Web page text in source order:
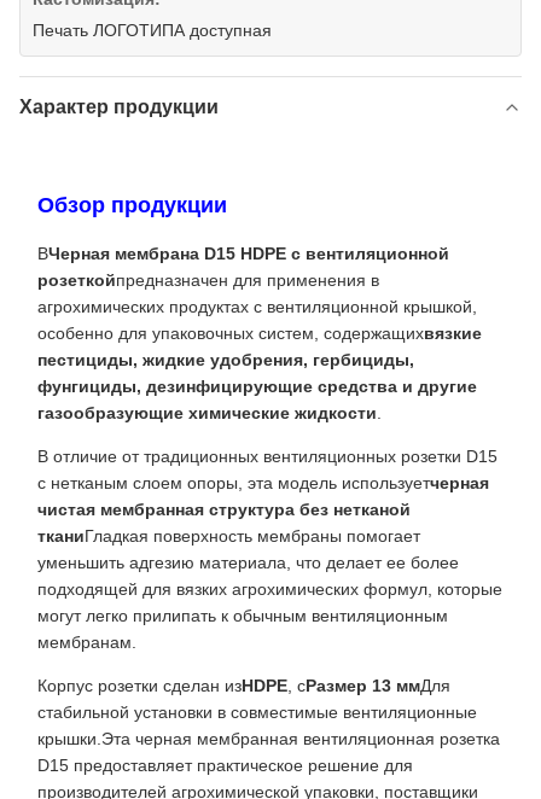
Печать ЛОГОТИПА доступная
Характер продукции
Обзор продукции
ВЧерная мембрана D15 HDPE с вентиляционной
розеткойпредназначен для применения в
агрохимических продуктах с вентиляционной крышкой,
особенно для упаковочных систем, содержащихвязкие
пестициды, жидкие удобрения, гербициды,
фунгициды, дезинфицирующие средства и другие
газообразующие химические жидкости
В отличие от традиционных вентиляционных розетки D15
с нетканым слоем опоры, эта модель используетчерная
чистая мембранная структура без нетканой
тканиГладкая поверхность мембраны помогает
уменьшить адгезию материала, что делает ее более
подходящей для вязких агрохимических формул, которые
могут легко прилипать к обычным вентиляционным
мембранам.
Корпус розетки сделан изHDPE , сРазмер 13 ммДля
стабильной установки в совместимые вентиляционные
крышки.Эта черная мембранная вентиляционная розетка
D15 предоставляет практическое решение для
производителей агрохимической упаковки, поставщики